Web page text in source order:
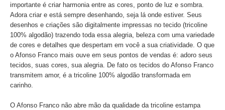
importante é criar harmonia entre as cores, ponto de luz e sombra.
Adora criar e está sempre desenhando, seja lá onde estiver. Seus
desenhos e criações são digitalmente impressas no tecido (tricoline
100% algodão) trazendo toda essa alegria, beleza com uma variedade
de cores e detalhes que despertam em você a sua criatividade. O que
o Afonso Franco mais ouve em seus pontos de vendas é: adoro seus
tecidos, suas cores, sua alegria. De fato os tecidos do Afonso Franco
transmitem amor, é a tricoline 100% algodão transformada em
carinho.
O Afonso Franco não abre mão da qualidade da tricoline estampa